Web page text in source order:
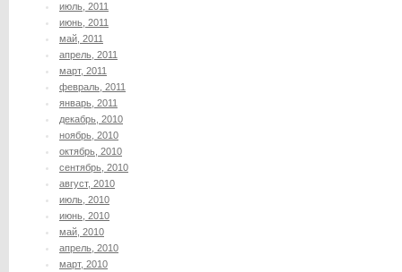
июль, 2011
июнь, 2011
май, 2011
апрель, 2011
март, 2011
февраль, 2011
январь, 2011
декабрь, 2010
ноябрь, 2010
октябрь, 2010
сентябрь, 2010
август, 2010
июль, 2010
июнь, 2010
май, 2010
апрель, 2010
март, 2010